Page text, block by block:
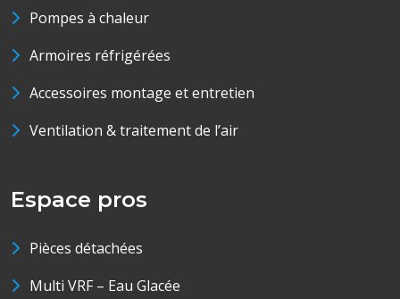
Pompes à chaleur
Armoires réfrigérées
Accessoires montage et entretien
Ventilation & traitement de l’air
Espace pros
Pièces détachées
Multi VRF – Eau Glacée